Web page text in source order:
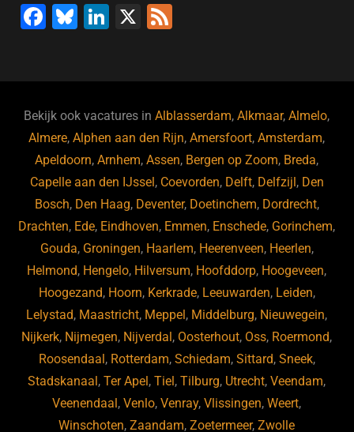
F
b
o
o
k
Bl
ky
Li
dI
n
X
Bekijk ook vacatures inAlblasserdam,Alkmaar,Almelo,
Almere,Alphen aan den Rijn,Amersfoort,Amsterdam,
Apeldoorn,Arnhem,Assen, Bergen op Zoom, Breda,
Capelle aan den IJssel, Coevorden, Delft, Delfzijl, Den
Bosch, Den Haag, Deventer, Doetinchem, Dordrecht,
Drachten, Ede, Eindhoven, Emmen, Enschede, Gorinchem,
Gouda, Groningen, Haarlem, Heerenveen, Heerlen,
Helmond, Hengelo, Hilversum, Hoofddorp, Hoogeveen,
Hoogezand, Hoorn, Kerkrade, Leeuwarden, Leiden,
Lelystad, Maastricht, Meppel, Middelburg, Nieuwegein,
Nijkerk, Nijmegen, Nijverdal, Oosterhout, Oss, Roermond,
Roosendaal, Rotterdam, Schiedam, Sittard, Sneek,
Stadskanaal,Ter Apel,Tiel,Tilburg, Utrecht,Veendam,
Veenendaal,Venlo,Venray,Vlissingen,Weert,
Winschoten,Zaandam,Zoetermeer,Zwolle